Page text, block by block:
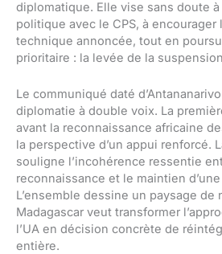
diplomatique. Elle vise sans doute
politique avec le CPS, à encourager
technique annoncée, tout en
prioritaire : la levée de la
Le communiqué daté
diplomatie à double voix. La
avant la reconnaissance africaine
la perspective d’un appui renforcé.
souligne l’incohérence ressentie
reconnaissance et le maintien
L’ensemble dessine un paysage de
Madagascar veut transformer
l’UA en décision concrète de
entière.